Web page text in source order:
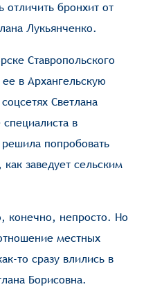
бронхит от
Лукьянченко.
Ставропольского
в Архангельскую
Светлана
в
попробовать
заведует сельским
конечно, непросто. Но
местных
то сразу влились в
Борисовна.